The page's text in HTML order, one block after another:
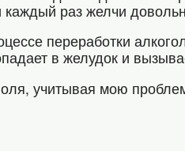
раз желчи
переработки
в желудок и
учитывая мою